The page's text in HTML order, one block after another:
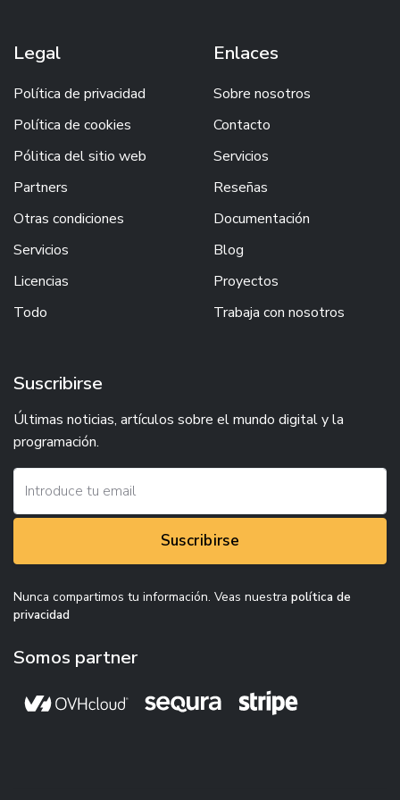
Legal
Política de privacidad
Política de cookies
Pólitica del sitio web
Partners
Otras condiciones
Servicios
Licencias
Todo
Enlaces
Sobre nosotros
Contacto
Servicios
Reseñas
Documentación
Blog
Proyectos
Trabaja con nosotros
Suscribirse
Últimas noticias, artículos sobre el mundo digital y la
programación.
Suscribirse
Nunca compartimos tu información. Veas nuestra política de
privacidad
Somos partner